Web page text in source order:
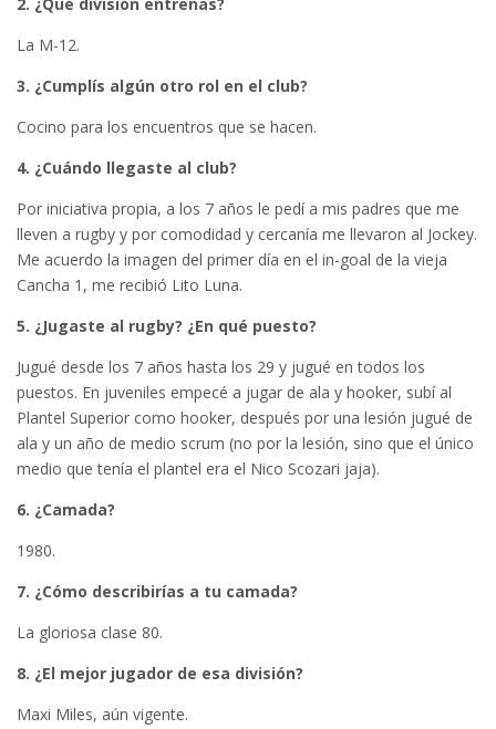
La M-12.
3. ¿Cumplís algún otro rol en el club?
Cocino para los encuentros que se hacen.
4. ¿Cuándo llegaste al club?
Por iniciativa propia, a los 7 años le pedí a mis padres que me
lleven a rugby y por comodidad y cercanía me llevaron al Jockey.
Me acuerdo la imagen del primer día en el in-goal de la vieja
Cancha 1, me recibió Lito Luna.
5. ¿Jugaste al rugby? ¿En qué puesto?
Jugué desde los 7 años hasta los 29 y jugué en todos los
puestos. En juveniles empecé a jugar de ala y hooker, subí al
Plantel Superior como hooker, después por una lesión jugué de
ala y un año de medio scrum (no por la lesión, sino que el único
medio que tenía el plantel era el Nico Scozari jaja).
6. ¿Camada?
1980.
7. ¿Cómo describirías a tu camada?
La gloriosa clase 80.
8. ¿El mejor jugador de esa división?
Maxi Miles, aún vigente.